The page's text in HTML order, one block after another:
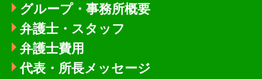
グループ・事務所概要
弁護士・スタッフ
弁護士費用
代表・所長メッセージ